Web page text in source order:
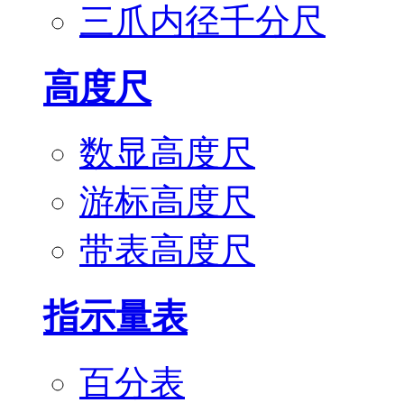
三爪内径千分尺
高度尺
数显高度尺
游标高度尺
带表高度尺
指示量表
百分表